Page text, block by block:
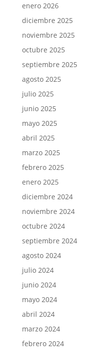
enero 2026
diciembre 2025
noviembre 2025
octubre 2025
septiembre 2025
agosto 2025
julio 2025
junio 2025
mayo 2025
abril 2025
marzo 2025
febrero 2025
enero 2025
diciembre 2024
noviembre 2024
octubre 2024
septiembre 2024
agosto 2024
julio 2024
junio 2024
mayo 2024
abril 2024
marzo 2024
febrero 2024